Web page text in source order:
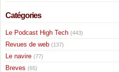
Catégories
Le Podcast High Tech (443)
Revues de web (137)
Le navire (77)
Breves (65)